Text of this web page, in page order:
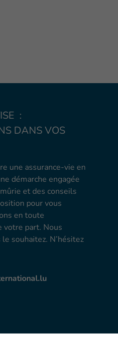
:
DANS VOS
une assurance-vie en
démarche engagée
et des conseils
pour vous
en toute
votre part. Nous
souhaitez. N’hésitez